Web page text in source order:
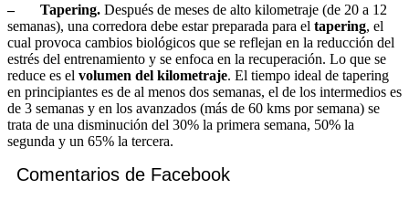
– Tapering. Después de meses de alto kilometraje (de 20 a 12
semanas), una corredora debe estar preparada para el tapering, el
cual provoca cambios biológicos que se reflejan en la reducción del
estrés del entrenamiento y se enfoca en la recuperación. Lo que se
reduce es el volumen del kilometraje. El tiempo ideal de tapering
en principiantes es de al menos dos semanas, el de los intermedios es
de 3 semanas y en los avanzados (más de 60 kms por semana) se
trata de una disminución del 30% la primera semana, 50% la
segunda y un 65% la tercera.
Comentarios de Facebook